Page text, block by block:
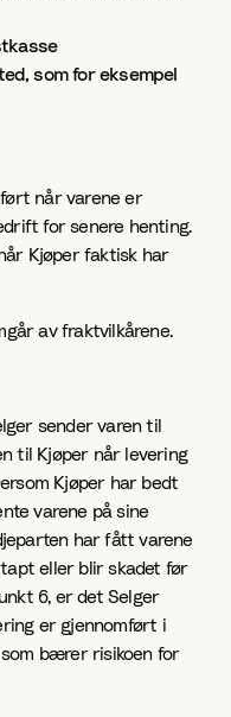
som for eksempel
når varene er
for senere henting.
Kjøper faktisk har
av fraktvilkårene.
sender varen til
til Kjøper når levering
Kjøper har bedt
varene på sine
har fått varene
eller blir skadet før
6, er det Selger
er gjennomført i
bærer risikoen for